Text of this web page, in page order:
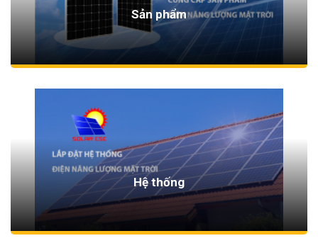
Sản phẩm
Hệ thống